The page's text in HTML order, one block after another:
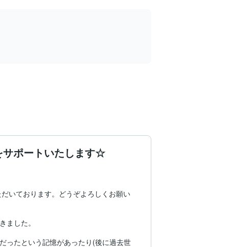
サポートいたします☆
いております。どうぞよろしくお願い
ました。
ったという記憶があったり(後に過去世